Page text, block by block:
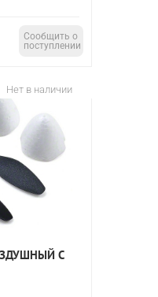
Сообщить о
поступлении
Нет в наличии
С